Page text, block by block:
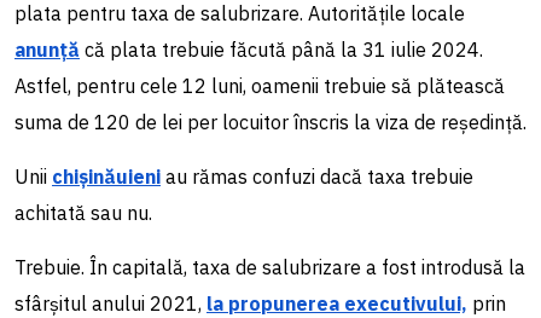
plata pentru taxa de salubrizare. Autoritățile locale
anunță că plata trebuie făcută până la 31 iulie 2024.
Astfel, pentru cele 12 luni, oamenii trebuie să plătească
suma de 120 de lei per locuitor înscris la viza de reședință.
Unii chișinăuieni au rămas confuzi dacă taxa trebuie
achitată sau nu.
Trebuie. În capitală, taxa de salubrizare a fost introdusă la
sfârșitul anului 2021, la propunerea executivului, prin